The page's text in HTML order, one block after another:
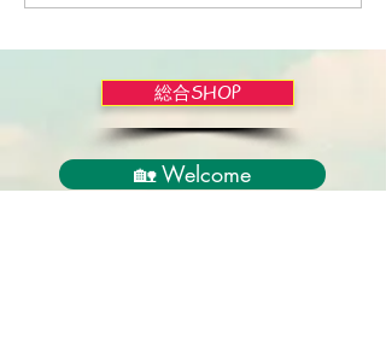
総合SHOP
🏡 Welcome